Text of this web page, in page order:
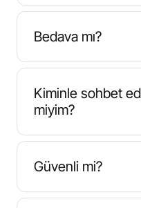
Bedava mı?
Evet, katılmak ve
platformlar premium
temel erişim her
Kiminle sohbet
miyim?
Evet, deneyiminizi
bölge veya dil
Güvenli mi?
Güvenilir platformlar